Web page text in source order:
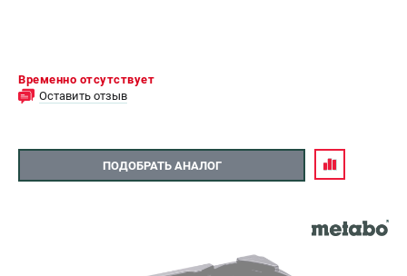
Временно отсутствует
Оставить отзыв
ПОДОБРАТЬ АНАЛОГ